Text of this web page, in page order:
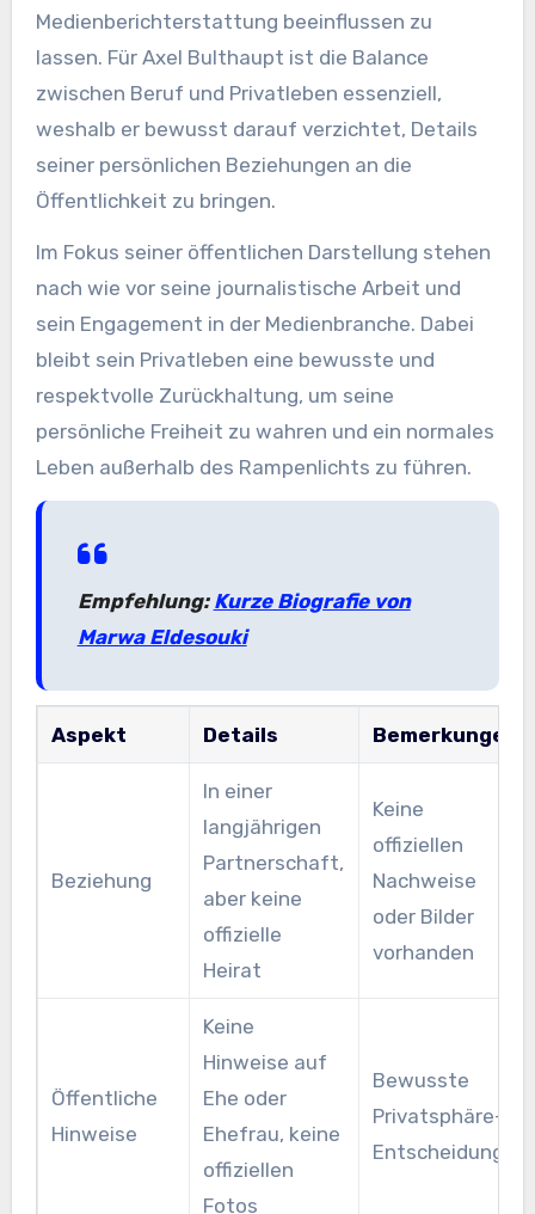
Medienberichterstattung beeinflussen zu
lassen. Für Axel Bulthaupt ist die Balance
zwischen Beruf und Privatleben essenziell,
weshalb er bewusst darauf verzichtet, Details
seiner persönlichen Beziehungen an die
Öffentlichkeit zu bringen.
Im Fokus seiner öffentlichen Darstellung stehen
nach wie vor seine journalistische Arbeit und
sein Engagement in der Medienbranche. Dabei
bleibt sein Privatleben eine bewusste und
respektvolle Zurückhaltung, um seine
persönliche Freiheit zu wahren und ein normales
Leben außerhalb des Rampenlichts zu führen.
Empfehlung: Kurze Biografie von
Marwa Eldesouki
Aspekt Details Bemerkungen
Beziehung
In einer
langjährigen
Partnerschaft,
aber keine
offizielle
Heirat
Keine
offiziellen
Nachweise
oder Bilder
vorhanden
Öffentliche
Hinweise
Keine
Hinweise auf
Ehe oder
Ehefrau, keine
offiziellen
Fotos
Bewusste
Privatsphäre-
Entscheidung